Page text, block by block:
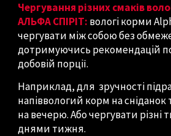
Чергування різних смаків
АЛЬФА СПІРІТ: вологі корми
чергувати між собою без
дотримуючись рекомендацій
добовій порції.
Наприклад, для зручності
напіввологий корм на
на вечерю. Або чергувати різні
днями тижня.